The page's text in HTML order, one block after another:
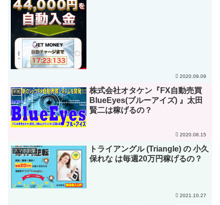
2020.09.09
FX
株式会社オタケン『FX自動売買
BlueEyes(ブルーアイズ) 』太田
賢二は稼げるの？
2020.08.15
スマホ副業
トライアングル (Triangle) の 小久
保れな は毎週20万円稼げるの？
2021.10.27